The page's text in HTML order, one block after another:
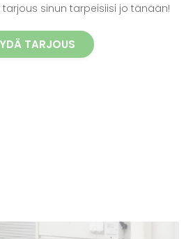
sinun tarpeisiisi jo tänään!
TARJOUS